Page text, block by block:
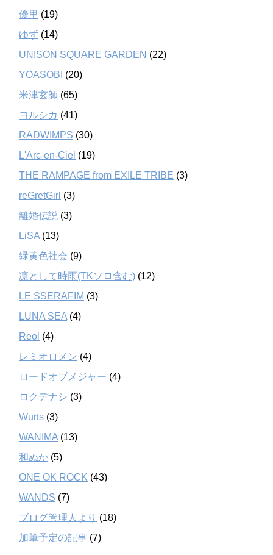
優里 (19)
ゆず (14)
UNISON SQUARE GARDEN (22)
YOASOBI (20)
米津玄師 (65)
ヨルシカ (41)
RADWIMPS (30)
L'Arc-en-Ciel (19)
THE RAMPAGE from EXILE TRIBE (3)
reGretGirl (3)
離婚伝説 (3)
LiSA (13)
緑黄色社会 (9)
凛として時雨(TKソロ含む) (12)
LE SSERAFIM (3)
LUNA SEA (4)
Reol (4)
レミオロメン (4)
ロードオブメジャー (4)
ロクデナシ (3)
Wurts (3)
WANIMA (13)
和ぬか (5)
ONE OK ROCK (43)
WANDS (7)
ブログ管理人より (18)
加筆予定の記事 (7)